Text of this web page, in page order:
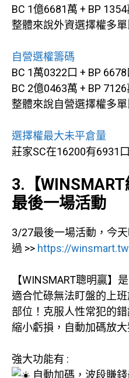
BC 1億6681萬 + BP 1354
整體來說外資選擇權多
自營選權籌碼
BC 1萬0322口 + BP 6678
BC 2億0463萬 + BP 7126
整體來說自營選擇權多
選擇權最大未平倉量
莊家SC在16200有6931
3.【
最後一場活動
3/27最後一場活動，今
過 >> https://
【WINSMART聰明贏】
適合忙碌無法盯盤的上
部位！克服人性常犯的
縮小虧損，自動加碼放大
強大功能有 :
自動加碼，波段賺